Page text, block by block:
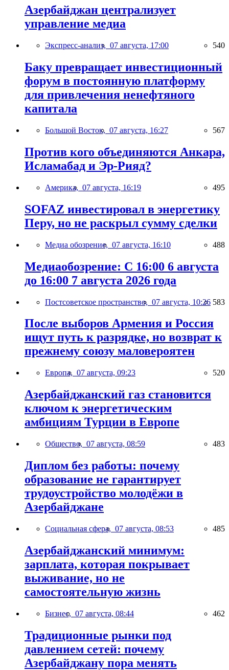
Азербайджан централизует
управление медиа
Экспресс-анализ, 07 августа, 17:00 540
Баку превращает инвестиционный
форум в постоянную платформу
для привлечения ненефтяного
капитала
Большой Восток, 07 августа, 16:27 567
Против кого объединяются Анкара,
Исламабад и Эр-Рияд?
Америка, 07 августа, 16:19 495
SOFAZ инвестировал в энергетику
Перу, но не раскрыл сумму сделки
Медиа обозрение, 07 августа, 16:10 488
Медиаобозрение: С 16:00 6 августа
до 16:00 7 августа 2026 года
Постсоветское пространство, 07 августа, 10:26 583
После выборов Армения и Россия
ищут путь к разрядке, но возврат к
прежнему союзу маловероятен
Европа, 07 августа, 09:23 520
Азербайджанский газ становится
ключом к энергетическим
амбициям Турции в Европе
Общество, 07 августа, 08:59 483
Диплом без работы: почему
образование не гарантирует
трудоустройство молодёжи в
Азербайджане
Социальная сфера, 07 августа, 08:53 485
Азербайджанский минимум:
зарплата, которая покрывает
выживание, но не
самостоятельную жизнь
Бизнес, 07 августа, 08:44 462
Традиционные рынки под
давлением сетей: почему
Азербайджану пора менять